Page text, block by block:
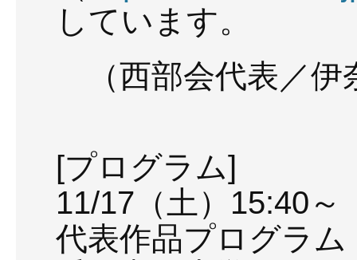
しています。
（西部会代表／伊
[プログラム]
11/17（土）15:40～
代表作品プログラ